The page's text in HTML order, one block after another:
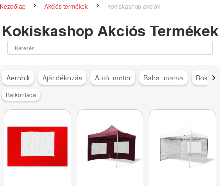
Kezdőlap Akciós termékek Kokiskashop akciók
Kokiskashop Akciós Termékek
Aerobik Ajándékozás Autó, motor Baba, mama
Balkonláda